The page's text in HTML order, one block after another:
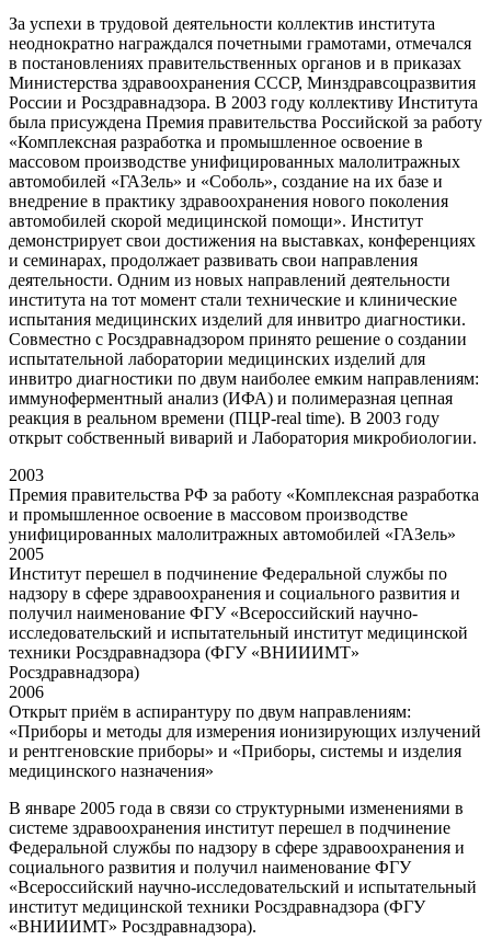
За успехи в трудовой деятельности коллектив института
неоднократно награждался почетными грамотами, отмечался
в постановлениях правительственных органов и в приказах
Министерства здравоохранения СССР, Минздравсоцразвития
России и Росздравнадзора. В 2003 году коллективу Института
была присуждена Премия правительства Российской за работу
«Комплексная разработка и промышленное освоение в
массовом производстве унифицированных малолитражных
автомобилей «ГАЗель» и «Соболь», создание на их базе и
внедрение в практику здравоохранения нового поколения
автомобилей скорой медицинской помощи». Институт
демонстрирует свои достижения на выставках, конференциях
и семинарах, продолжает развивать свои направления
деятельности. Одним из новых направлений деятельности
института на тот момент стали технические и клинические
испытания медицинских изделий для инвитро диагностики.
Совместно с Росздравнадзором принято решение о создании
испытательной лаборатории медицинских изделий для
инвитро диагностики по двум наиболее емким направлениям:
иммуноферментный анализ (ИФА) и полимеразная цепная
реакция в реальном времени (ПЦР-real time). В 2003 году
открыт собственный виварий и Лаборатория микробиологии.
2003
Премия правительства РФ за работу «Комплексная разработка
и промышленное освоение в массовом производстве
унифицированных малолитражных автомобилей «ГАЗель»
2005
Институт перешел в подчинение Федеральной службы по
надзору в сфере здравоохранения и социального развития и
получил наименование ФГУ «Всероссийский научно-
исследовательский и испытательный институт медицинской
техники Росздравнадзора (ФГУ «ВНИИИМТ»
Росздравнадзора)
2006
Открыт приём в аспирантуру по двум направлениям:
«Приборы и методы для измерения ионизирующих излучений
и рентгеновские приборы» и «Приборы, системы и изделия
медицинского назначения»
В январе 2005 года в связи со структурными изменениями в
системе здравоохранения институт перешел в подчинение
Федеральной службы по надзору в сфере здравоохранения и
социального развития и получил наименование ФГУ
«Всероссийский научно-исследовательский и испытательный
институт медицинской техники Росздравнадзора (ФГУ
«ВНИИИМТ» Росздравнадзора).